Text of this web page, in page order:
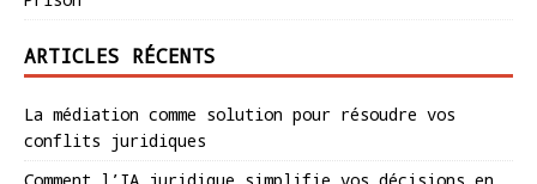
ARTICLES RÉCENTS
La médiation comme solution pour résoudre vos
conflits juridiques